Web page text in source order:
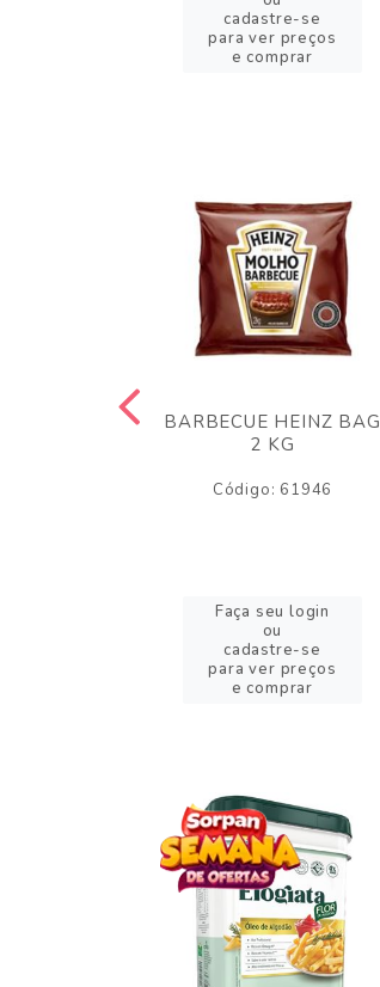
cadastre-se
para ver preços
e comprar
BARBECUE HEINZ BAG
2 KG
Código: 61946
Faça seu login
ou
cadastre-se
para ver preços
e comprar